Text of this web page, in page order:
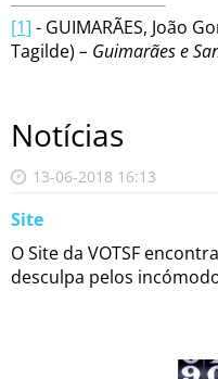
[1] - GUIMARÃES, João
Tagilde) – Guimarães e
Notícias
13-06-2018 16:13
Site
O Site da VOTSF
desculpa pelos